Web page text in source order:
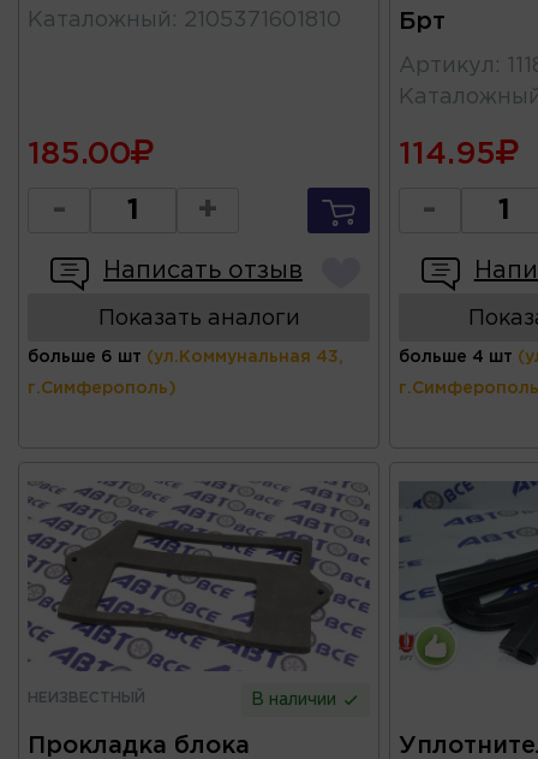
Каталожный : 2105371601810
185.00
- +
Написать отзыв
Показать аналоги
больше 6 шт (ул.Коммунальная 43,
г.Симферополь)
Брт
Артикул :
114.95
-
больше 4 шт
НЕИЗВЕСТНЫЙ В наличии
Прокладка блока